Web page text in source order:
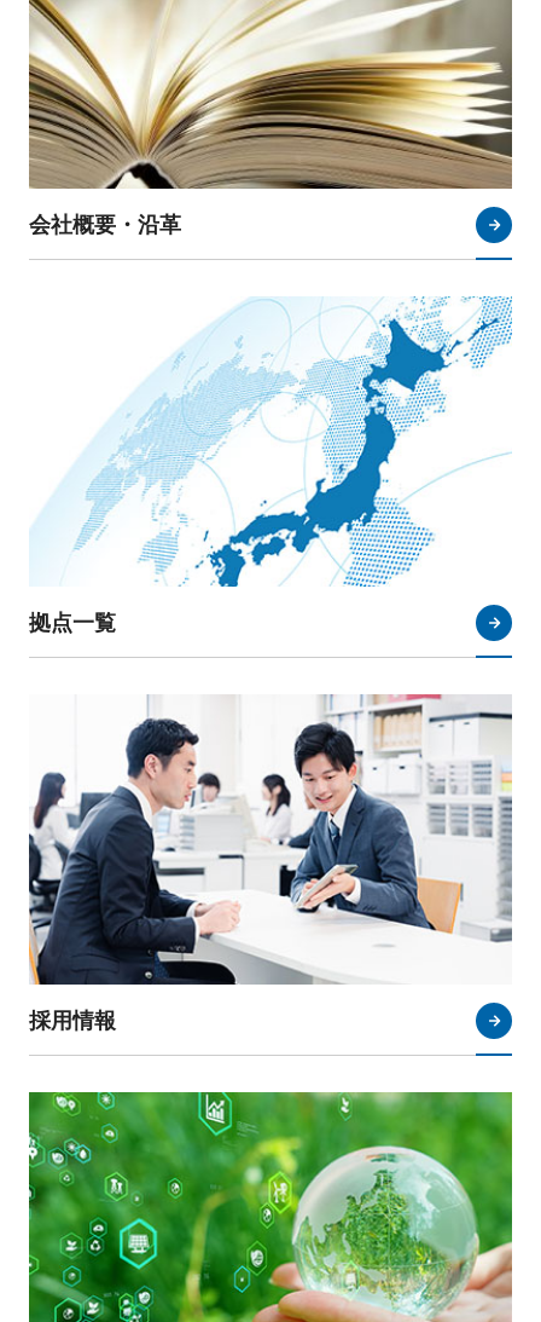
会社概要・沿革
拠点一覧
採用情報